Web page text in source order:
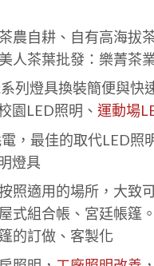
農自耕、自有高海拔
人茶葉批發：樂菁茶
列燈具換裝簡便與
園LED照明、 運動場
，最佳的取代LED照
燈具
照適用的場所，大致
式組合帳、宮廷帳篷。
的訂做、客製化